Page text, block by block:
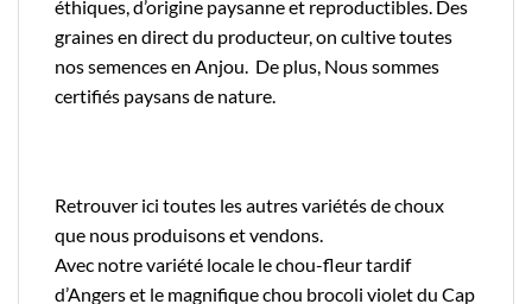
éthiques, d’origine paysanne et reproductibles. Des
graines en direct du producteur, on cultive toutes
nos semences en Anjou. De plus, Nous sommes
certifiés paysans de nature.
Retrouver ici toutes les autres variétés de choux
que nous produisons et vendons.
Avec notre variété locale lechou-fleur tardif
d’Angerset le magnifiquechou brocoli violet du Cap